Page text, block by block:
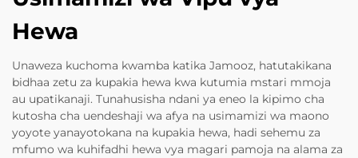
Hewa
Unaweza kuchoma kwamba katika Jamooz, hatutakikana
bidhaa zetu za kupakia hewa kwa kutumia mstari mmoja
au upatikanaji. Tunahusisha ndani ya eneo la kipimo cha
kutosha cha uendeshaji wa afya na usimamizi wa maono
yoyote yanayotokana na kupakia hewa, hadi sehemu za
mfumo wa kuhifadhi hewa vya magari pamoja na alama za